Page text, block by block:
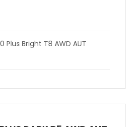
Plus Bright T8 AWD AUT